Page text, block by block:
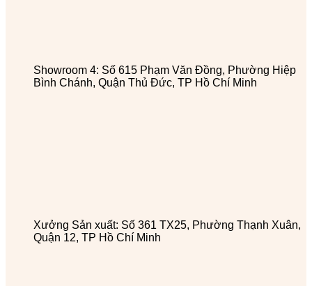
Showroom 4: Số 615 Phạm Văn Đồng, Phường Hiệp
Bình Chánh, Quận Thủ Đức, TP Hồ Chí Minh
Xưởng Sản xuất: Số 361 TX25, Phường Thạnh Xuân,
Quận 12, TP Hồ Chí Minh